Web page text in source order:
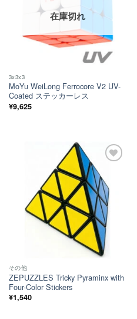
在庫切れ
3x3x3
MoYu WeiLong Ferrocore V2 UV-
Coated ステッカーレス
¥9,625
その他
ZEPUZZLES Tricky Pyraminx with
Four-Color Stickers
¥1,540